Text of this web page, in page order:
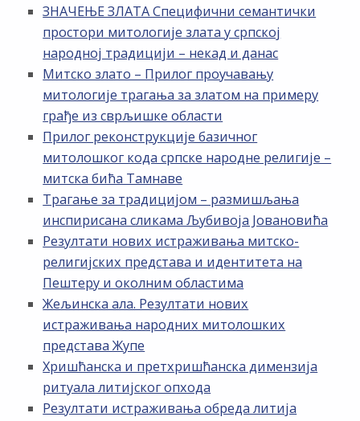
ЗНАЧЕЊЕ ЗЛАТА Специфични семантички
простори митологије злата у српској
народној традицији – некад и данас
Митско злато – Прилог проучавању
митологије трагања за златом на примеру
грађе из сврљишке области
Прилог реконструкције базичног
митолошког кода српске народне религије –
митска бића Тамнаве
Трагање за традицијом – размишљања
инспирисана сликама Љубивоја Јовановића
Резултати нових истраживања митско-
религијских представа и идентитета на
Пештеру и околним областима
Жељинска ала. Резултати нових
истраживања народних митолошких
представа Жупе
Хришћанска и претхришћанска димензија
ритуала литијског опхода
Резултати истраживања обреда литија